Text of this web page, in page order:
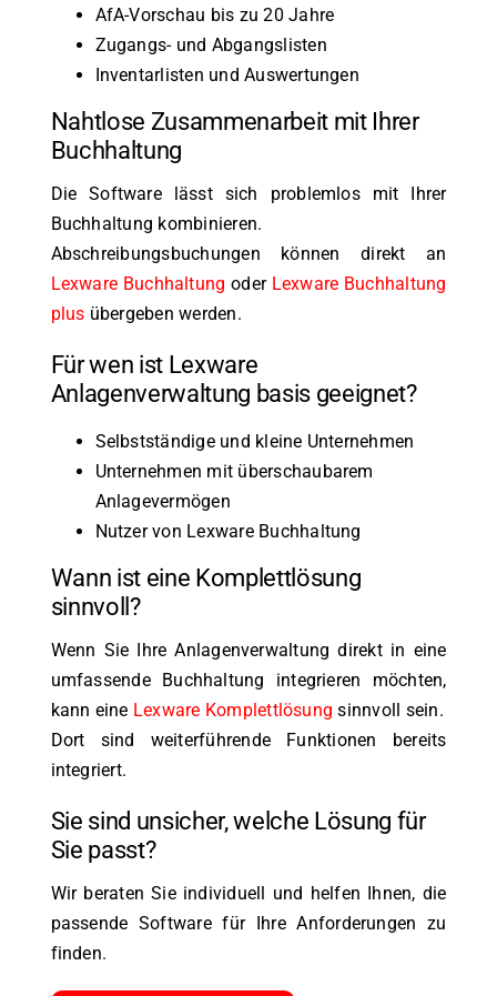
AfA-Vorschau bis zu 20 Jahre
Zugangs- und Abgangslisten
Inventarlisten und Auswertungen
Nahtlose Zusammenarbeit mit Ihrer
Buchhaltung
Die Software lässt sich problemlos mit Ihrer
Buchhaltung kombinieren.
Abschreibungsbuchungen können direkt an
Lexware Buchhaltung oder Lexware Buchhaltung
plus übergeben werden.
Für wen ist Lexware
Anlagenverwaltung basis geeignet?
Selbstständige und kleine Unternehmen
Unternehmen mit überschaubarem
Anlagevermögen
Nutzer von Lexware Buchhaltung
Wann ist eine Komplettlösung
sinnvoll?
Wenn Sie Ihre Anlagenverwaltung direkt in eine
umfassende Buchhaltung integrieren möchten,
kann eine Lexware Komplettlösung sinnvoll sein.
Dort sind weiterführende Funktionen bereits
integriert.
Sie sind unsicher, welche Lösung für
Sie passt?
Wir beraten Sie individuell und helfen Ihnen, die
passende Software für Ihre Anforderungen zu
finden.